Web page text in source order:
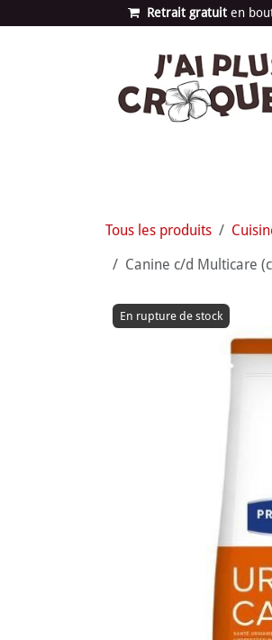
Se rendre au contenu Retrait gratuit en
Tous les produits
Canine c/d Multicare
En rupture de stock